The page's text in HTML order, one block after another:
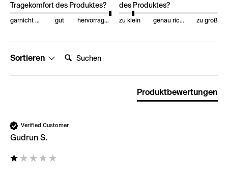
Tragekomfort des Produktes?
garnicht gut gut hervorragend
des Produktes?
zu klein genau richtig zu groß
Sortieren
Produktbewertungen
Verified Customer
Gudrun S.